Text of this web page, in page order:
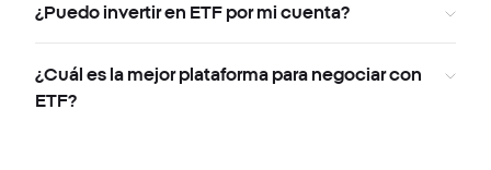
¿Puedo invertir en ETF por mi cuenta?
¿Cuál es la mejor plataforma para negociar con
ETF?